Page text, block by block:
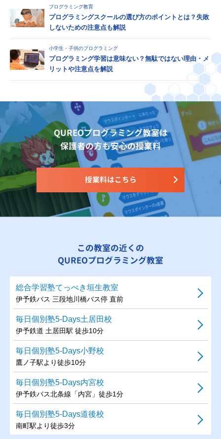
プログラミング教育
プログラミングスクールの選び方のポイントとは？失敗
しないための注意点も解説
小学生・子供のプログラミング
プログラミング学習は意味ない？無駄ではない理由・メ
リットや注意点を解説
QUREOプログラミング教室は
保護者の方も安心の授業料
授業料はこちら
この教室の近くの
QUREOプログラミング教室
総合学習塾てっぺき垣生教室
伊予鉄バス 三段地川橋バス停 直前
毎日個別塾5-Days土居田校
伊予鉄道 土居田駅 徒歩10分
毎日個別塾5-Days小野校
鷹ノ子駅より徒歩10分
毎日個別塾5-Days内宮校
伊予鉄バス北条線「内宮」徒歩1分
毎日個別塾5-Days道後校
南町駅より徒歩3分